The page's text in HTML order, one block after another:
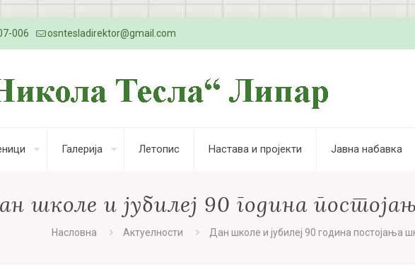
006 osntesladirektor@gmail.com
Галерија Летопис Настава и пројекти Јавна набавка
школе и јубилеј 90 година
Насловна Актуелности Дан школе и јубилеј 90 година постојања